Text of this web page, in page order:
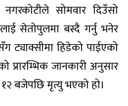
सोमवार दिउँसो
सेतोपुलमा बस्दै गर्नु भनेर
ट्याक्सीमा हिडेको पाईएको
जानकारी अनुसार
बजेपछि मृत्यु भएको हो।